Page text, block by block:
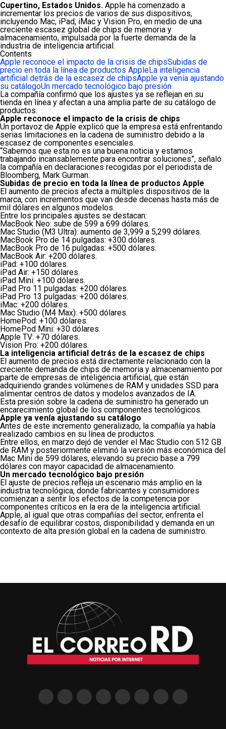
Cupertino, Estados Unidos. Apple ha comenzado a
incrementar los precios de varios de sus dispositivos,
incluyendo Mac, iPad, iMac y Vision Pro, en medio de una
creciente escasez global de chips de memoria y
almacenamiento, impulsada por la fuerte demanda de la
industria de inteligencia artificial.
Contents
Apple reconoce el impacto de la crisis de chipsSubidas de
precio en toda la línea de productos AppleLa inteligencia
artificial detrás de la escasez de chipsApple ya venía ajustando
su catálogoUn mercado tecnológico bajo presión
La compañía confirmó que los ajustes ya se reflejan en su
tienda en línea y afectan a una amplia parte de su catálogo de
productos.
Apple reconoce el impacto de la crisis de chips
Un portavoz de Apple explicó que la empresa está enfrentando
serias limitaciones en la cadena de suministro debido a la
escasez de componentes esenciales.
“Sabemos que esta no es una buena noticia y estamos
trabajando incansablemente para encontrar soluciones”, señaló
la compañía en declaraciones recogidas por el periodista de
Bloomberg, Mark Gurman.
Subidas de precio en toda la línea de productos Apple
El aumento de precios afecta a múltiples dispositivos de la
marca, con incrementos que van desde decenas hasta más de
mil dólares en algunos modelos.
Entre los principales ajustes se destacan:
MacBook Neo: sube de 599 a 699 dólares.
Mac Studio (M3 Ultra): aumento de 3,999 a 5,299 dólares.
MacBook Pro de 14 pulgadas: +300 dólares.
MacBook Pro de 16 pulgadas: +500 dólares.
MacBook Air: +200 dólares.
iPad: +100 dólares.
iPad Air: +150 dólares.
iPad Mini: +100 dólares.
iPad Pro 11 pulgadas: +200 dólares.
iPad Pro 13 pulgadas: +200 dólares.
iMac: +200 dólares.
Mac Studio (M4 Max): +500 dólares.
HomePod: +100 dólares.
HomePod Mini: +30 dólares.
Apple TV: +70 dólares.
Vision Pro: +200 dólares.
La inteligencia artificial detrás de la escasez de chips
El aumento de precios está directamente relacionado con la
creciente demanda de chips de memoria y almacenamiento por
parte de empresas de inteligencia artificial, que están
adquiriendo grandes volúmenes de RAM y unidades SSD para
alimentar centros de datos y modelos avanzados de IA.
Esta presión sobre la cadena de suministro ha generado un
encarecimiento global de los componentes tecnológicos.
Apple ya venía ajustando su catálogo
Antes de este incremento generalizado, la compañía ya había
realizado cambios en su línea de productos.
Entre ellos, en marzo dejó de vender el Mac Studio con 512 GB
de RAM y posteriormente eliminó la versión más económica del
Mac Mini de 599 dólares, elevando su precio base a 799
dólares con mayor capacidad de almacenamiento.
Un mercado tecnológico bajo presión
El ajuste de precios refleja un escenario más amplio en la
industria tecnológica, donde fabricantes y consumidores
comienzan a sentir los efectos de la competencia por
componentes críticos en la era de la inteligencia artificial.
Apple, al igual que otras compañías del sector, enfrenta el
desafío de equilibrar costos, disponibilidad y demanda en un
contexto de alta presión global en la cadena de suministro.